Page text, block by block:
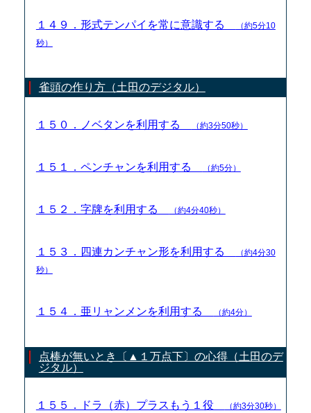
１４９．形式テンパイを常に意識する
（約5分10
秒）
雀頭の作り方（土田のデジタル）
１５０．ノベタンを利用する （約3分50秒）
１５１．ペンチャンを利用する （約5分）
１５２．字牌を利用する （約4分40秒）
１５３．四連カンチャン形を利用する
（約4分30
秒）
１５４．亜リャンメンを利用する （約4分）
点棒が無いとき〔▲１万点下〕の心得（土田のデ
ジタル）
１５５．ドラ（赤）プラスもう１役 （約3分30秒）